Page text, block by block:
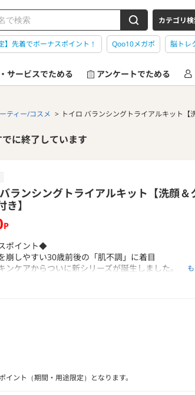
カテゴリ
】先着でボーナスポイント！ Qoo10メガポ 脳トレ
サービスでためる アンケートでためる
ティー/コスメ トイロ バランシングトライアルキット【
でに終了しています
ランシングトライアルキット【洗顔＆
】
P
ポイント◆
崩しやすい30歳前後の「肌不調」に着目
ンケアからついに新シリーズが誕生しました。
（肌ブレ）に着目し、さらに美白や肌荒れ防止機能
の良い肌に整えるスキンケアシリーズです。
分保持からの両アプローチで肌不調（肌ブレ）をケ
ント（期間・用途限定）となります。